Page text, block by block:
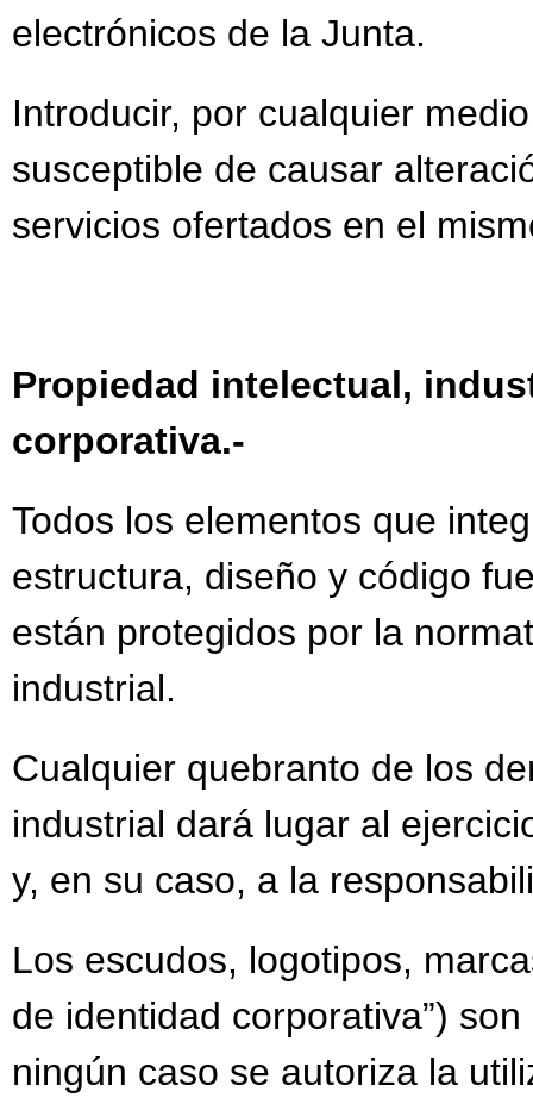
electrónicos de la Junta.
Introducir, por cualquier
susceptible de causar
servicios ofertados en el
Propiedad intelectual,
corporativa.-
Todos los elementos que
estructura, diseño y código
están protegidos por la
industrial.
Cualquier quebranto de los
industrial dará lugar al
y, en su caso, a la
Los escudos, logotipos,
de identidad corporativa”)
ningún caso se autoriza la